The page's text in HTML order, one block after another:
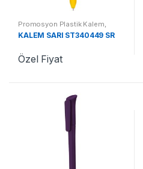
Promosyon Plastik Kalem,
Promosyon Kalemler
KALEM SARI ST340449 SR
Özel Fiyat